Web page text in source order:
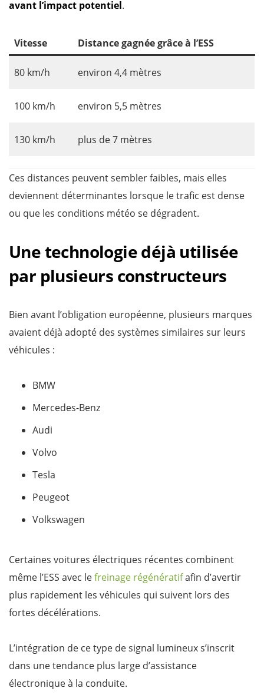
avant l’impact potentiel.
Vitesse Distance gagnée grâce à l’ESS
80 km/h environ 4,4 mètres
100 km/h environ 5,5 mètres
130 km/h plus de 7 mètres
Ces distances peuvent sembler faibles, mais elles
deviennent déterminantes lorsque le trafic est dense
ou que les conditions météo se dégradent.
Une technologie déjà utilisée
par plusieurs constructeurs
Bien avant l’obligation européenne, plusieurs marques
avaient déjà adopté des systèmes similaires sur leurs
véhicules :
BMW
Mercedes-Benz
Audi
Volvo
Tesla
Peugeot
Volkswagen
Certaines voitures électriques récentes combinent
même l’ESS avec lefreinage régénératifafin d’avertir
plus rapidement les véhicules qui suivent lors des
fortes décélérations.
L’intégration de ce type de signal lumineux s’inscrit
dans une tendance plus large d’assistance
électronique à la conduite.